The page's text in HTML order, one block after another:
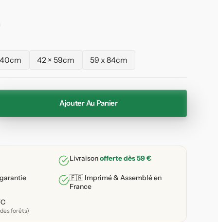
Variante
ou
42 × 59cm
Variante
ou
indisponible
59 x 84cm
Variante
ou
indisponible
Ajouter Au Panier
Livraisonofferte dès 59 €
🇫🇷 Imprimé & Assemblé en
France
forêts)